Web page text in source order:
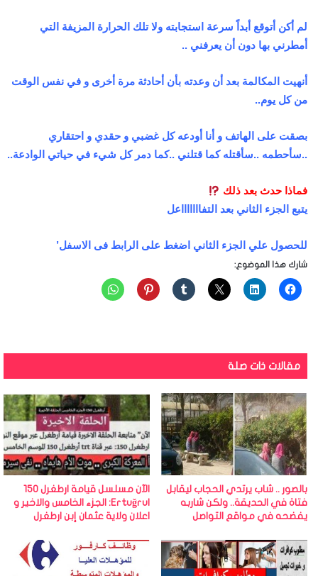
لم أكن أتوقع أبداً سرعة استجابته ولا تلك الحرارة المزيفة التي
أمطرني بها دون أن يعرفني ..
أنهيت المكالمة بعد أن وعدته بأن أحادثة مرة أخرى و في نفس الوقت
من كل يوم..
بصقت على الهاتف و أنا أودعه كل غضبي و حقدي و احتقاري
..سأحطمه ..سأقتله كما قتلني ..كما دمر كل شيء في حياتي الوادعة..
فماذا حدث بعد ذلك
يتبع الجزء الثاني بعد التفاااااااعل
للحصول علي الجزء الثاني اضغط على الرابط فى الاسفل’
شارك هذا الموضوع:
مقالات ذات صلة
بالصور .. شاب يرتدي الحجاب ليقابل
فتاة في الحديقة.. ولكن شاربه
يفضحه في مواقع التواصل
الآن مسلسل قيامة ارطغرل 150
Ertuğrul: الجزء الخامس والاخير و
اعلان ولاية عثمان إبن ارطغرل